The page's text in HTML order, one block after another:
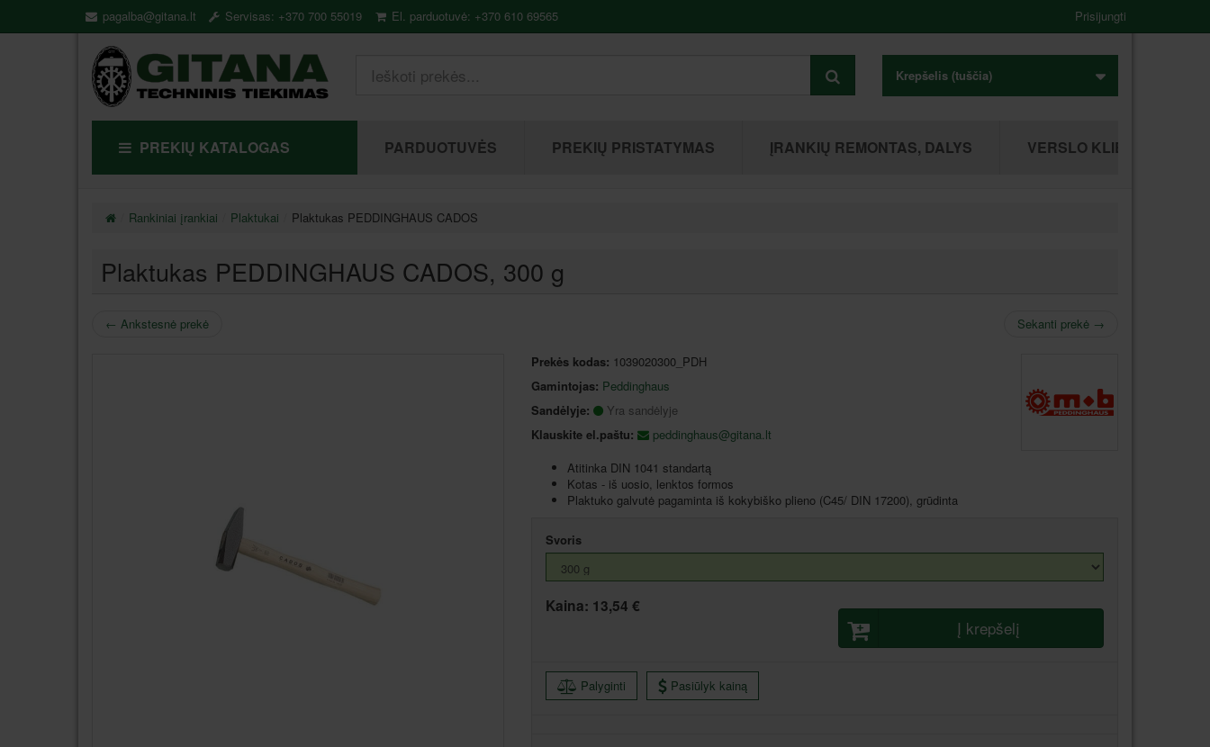
pagalba@gitana.lt Servisas: +370 700 55019 El. parduotuvė: +370 610 69565 Prisijungti
Krepšelis (tuščia)
PREKIŲ KATALOGAS PARDUOTUVĖS PREKIŲ PRISTATYMAS ĮRANKIŲ REMONTAS, DALYS VERSLO KLIENTAMS
Rankiniai įrankiai Plaktukai Plaktukas PEDDINGHAUS CADOS
Plaktukas PEDDINGHAUS CADOS, 300 g
← Ankstesnė prekė Sekanti prekė →
Prekės kodas: 1039020300_PDH
Gamintojas: Peddinghaus
Sandėlyje:
Yra sandėlyje
Klauskite el.paštu:
peddinghaus@gitana.lt
Atitinka DIN 1041 standartą
Kotas - iš uosio, lenktos formos
Plaktuko galvutė pagaminta iš kokybiško plieno (C45/ DIN 17200), grūdinta
Svoris
Kaina: 13,54 €
Į krepšelį
Palyginti Pasiūlyk kainą